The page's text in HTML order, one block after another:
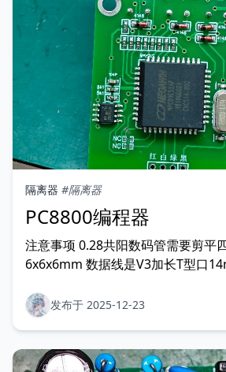
隔离器 #隔离器
PC8800编程器
注意事项 0.28共阳数码管需要剪平
6x6x6mm 数据线是V3加长T型口
格M3x14 板厚1.0mm 图片 USB长度
发布于 2025-12-23